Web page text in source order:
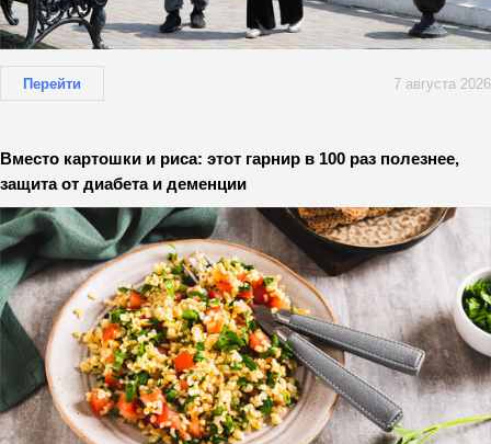
Перейти 7 августа 2026
Вместо картошки и риса: этот гарнир в 100 раз полезнее,
защита от диабета и деменции